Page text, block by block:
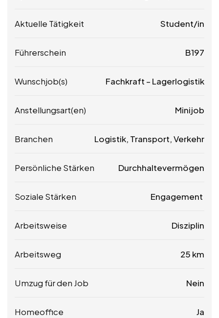
Aktuelle Tätigkeit Student/in
Führerschein B197
Wunschjob(s) Fachkraft – Lagerlogistik
Anstellungsart(en) Minijob
Branchen Logistik, Transport, Verkehr
Persönliche Stärken Durchhaltevermögen
Soziale Stärken Engagement
Arbeitsweise Disziplin
Arbeitsweg 25 km
Umzug für den Job Nein
Homeoffice Ja